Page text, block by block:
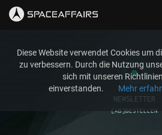
NEWSLETTER
[AB]BESTELLEN
Diese Website verwendet Cookies um
zu verbessern. Durch die Nutzung
sich mit unseren
einverstanden.
Mehr